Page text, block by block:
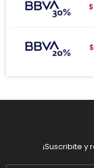
$
$
¡Suscribite